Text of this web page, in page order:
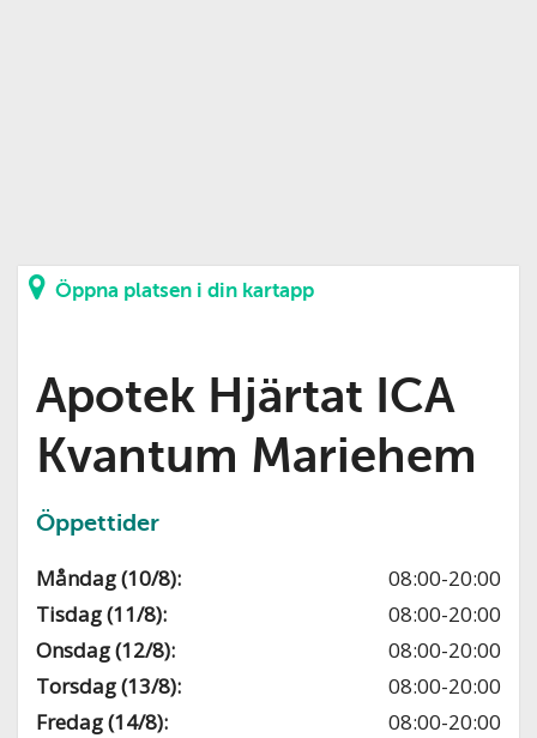
Öppna platsen i din kartapp
Apotek Hjärtat ICA
Kvantum Mariehem
Öppettider
Måndag (10/8):
08:00-20:00
Tisdag (11/8):
08:00-20:00
Onsdag (12/8):
08:00-20:00
Torsdag (13/8):
08:00-20:00
Fredag (14/8):
08:00-20:00